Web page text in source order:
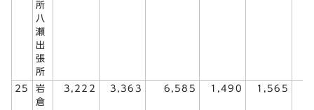
所
八
瀬
出
張
所
25
岩
倉
3,222 3,363 6,585 1,490 1,565